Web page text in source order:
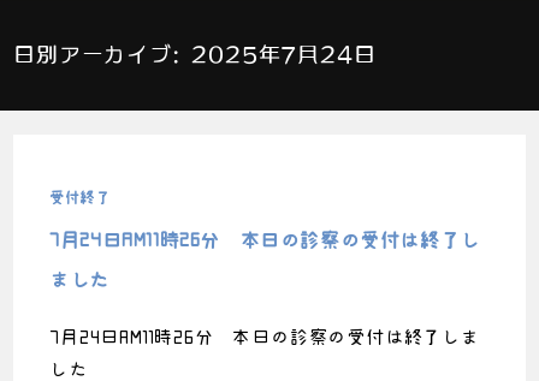
日別アーカイブ: 2025年7月24日
受付終了
7月24日AM11時26分 本日の診察の受付は終了し
ました
7月24日AM11時26分 本日の診察の受付は終了しま
した